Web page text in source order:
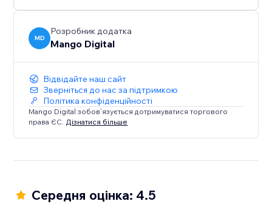
MD
Розробник додатка
Mango Digital
Відвідайте наш сайт
Зверніться до нас за підтримкою
Політика конфіденційності
Mango Digital зобов’язується дотримуватися торгового
права ЄС. Дізнатися більше
Середня оцінка: 4.5